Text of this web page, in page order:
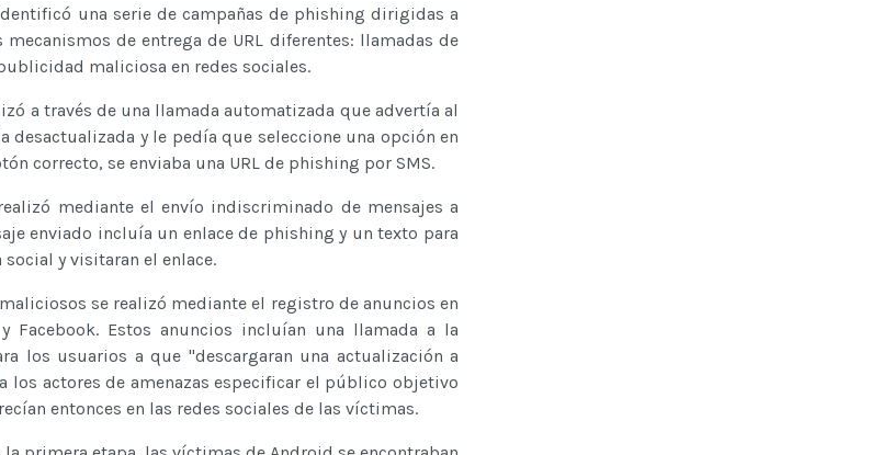
una serie de campañas de phishing dirigidas a
de entrega de URL diferentes: llamadas de
maliciosa en redes sociales.
a través de una llamada automatizada que advertía al
desactualizada y le pedía que seleccione una opción en
correcto, se enviaba una URL de phishing por SMS.
mediante el envío indiscriminado de mensajes a
enviado incluía un enlace de phishing y un texto para
y visitaran el enlace.
se realizó mediante el registro de anuncios en
Facebook. Estos anuncios incluían una llamada a la
los usuarios a que "descargaran una actualización a
los actores de amenazas especificar el público objetivo
entonces en las redes sociales de las víctimas.